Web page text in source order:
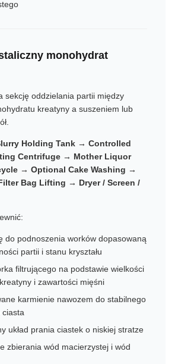
monohydrat
sekcję oddzielania partii między
kreatyny a suszeniem lub
Holding Tank → Controlled
Centrifuge → Mother Liquor
→ Optional Cake Washing →
Bag Lifting → Dryer / Screen /
do podnoszenia worków dopasowaną
partii i stanu kryształu
filtrującego na podstawie wielkości
i zawartości mięśni
karmienie nawozem do stabilnego
ciasta
układ prania ciastek o niskiej stratze
zbierania wód macierzystej i wód